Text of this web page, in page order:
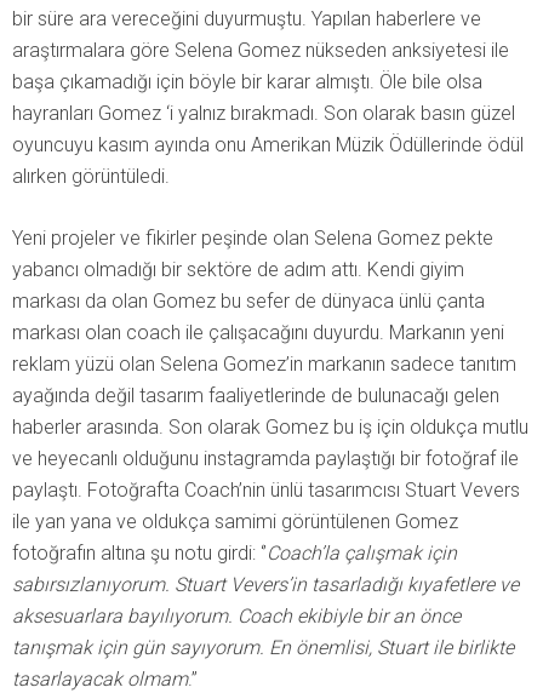
bir süre ara vereceğini duyurmuştu. Yapılan haberlere ve
araştırmalara göre Selena Gomez nükseden anksiyetesi ile
başa çıkamadığı için böyle bir karar almıştı. Öle bile olsa
hayranları Gomez ‘i yalnız bırakmadı. Son olarak basın güzel
oyuncuyu kasım ayında onu Amerikan Müzik Ödüllerinde ödül
alırken görüntüledi.
Yeni projeler ve fikirler peşinde olan Selena Gomez pekte
yabancı olmadığı bir sektöre de adım attı. Kendi giyim
markası da olan Gomez bu sefer de dünyaca ünlü çanta
markası olan coach ile çalışacağını duyurdu. Markanın yeni
reklam yüzü olan Selena Gomez’in markanın sadece tanıtım
ayağında değil tasarım faaliyetlerinde de bulunacağı gelen
haberler arasında. Son olarak Gomez bu iş için oldukça mutlu
ve heyecanlı olduğunu instagramda paylaştığı bir fotoğraf ile
paylaştı. Fotoğrafta Coach’nin ünlü tasarımcısı Stuart Vevers
ile yan yana ve oldukça samimi görüntülenen Gomez
fotoğrafın altına şu notu girdi: ‘’Coach’la çalışmak için
sabırsızlanıyorum. Stuart Vevers’in tasarladığı kıyafetlere ve
aksesuarlara bayılıyorum. Coach ekibiyle bir an önce
tanışmak için gün sayıyorum. En önemlisi, Stuart ile birlikte
tasarlayacak olmam.”